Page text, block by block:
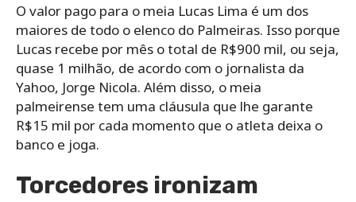
O valor pago para o meia Lucas Lima é um dos
maiores de todo o elenco do Palmeiras. Isso porque
Lucas recebe por mês o total de R$900 mil, ou seja,
quase 1 milhão, de acordo com o jornalista da
Yahoo, Jorge Nicola. Além disso, o meia
palmeirense tem uma cláusula que lhe garante
R$15 mil por cada momento que o atleta deixa o
banco e joga.
Torcedores ironizam